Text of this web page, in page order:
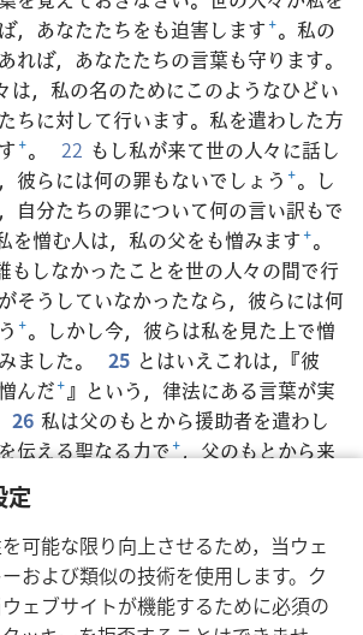
定
可能な限り向上させるため，当ウェ
および類似の技術を使用します。ク
ェブサイトが機能するために必須の
，あなたたちをも迫害します+。私の
れば，あなたたちの言葉も守ります。
は，私の名のためにこのようなひどい
ちに対して行います。私を遣わした方
+。 22 もし私が来て世の人々に話し
彼らには何の罪もないでしょう +。し
自分たちの罪について何の言い訳もで
を憎む人は，私の父をも憎みます+。
もしなかったことを世の人々の間で行
そうしていなかったなら，彼らには何
+。しかし今，彼らは私を見た上で憎
ました。
25 とはいえこれは，『彼
んだ+』という，律法にある言葉が実
26 私は父のもとから援助者を遣わし
伝える聖なる力で+，父のもとから来
私について証言します
が証言します
*一緒にいるからです。